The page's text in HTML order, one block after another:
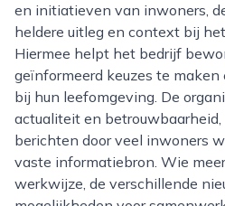
en initiatieven van inwoners,
heldere uitleg en context bij
Hiermee helpt het bedrijf
geïnformeerd keuzes te
bij hun leefomgeving. De
actualiteit en
berichten door veel inwoners
vaste informatiebron. Wie
werkwijze, de verschillende